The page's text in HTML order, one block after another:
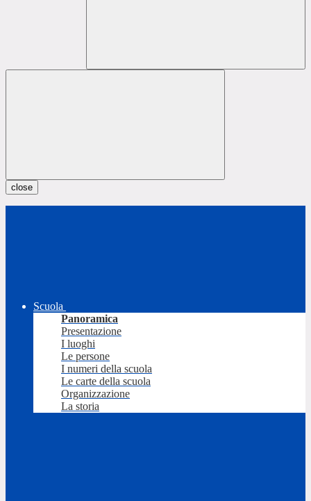
close
Scuola
Panoramica
Presentazione
I luoghi
Le persone
I numeri della scuola
Le carte della scuola
Organizzazione
La storia